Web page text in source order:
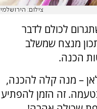
צילום: הירושלמי
לכולם לדבר
מנצח שמשלב
הכנה.
– מנה קלה להכנה,
זה הזמן להפתיע